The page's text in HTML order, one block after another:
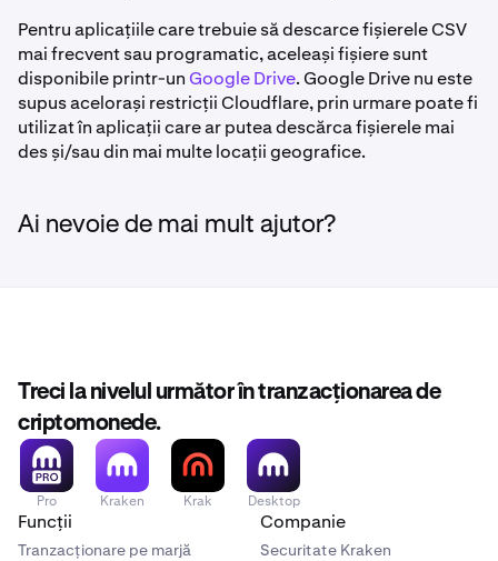
Pentru aplicațiile care trebuie să descarce fișierele CSV
mai frecvent sau programatic, aceleași fișiere sunt
disponibile printr-un Google Drive. Google Drive nu este
supus acelorași restricții Cloudflare, prin urmare poate fi
utilizat în aplicații care ar putea descărca fișierele mai
des și/sau din mai multe locații geografice.
Ai nevoie de mai mult ajutor?
Treci la nivelul următor în tranzacționarea de
criptomonede.
Pro Kraken Krak Desktop
Funcții
Tranzacționare pe marjă
Companie
Securitate Kraken